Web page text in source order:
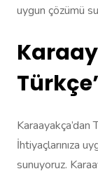
uygun çözümü
Karaayakça’dan
İhtiyaçlarınıza
sunuyoruz.